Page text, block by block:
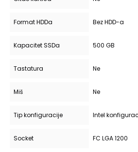
Format HDDa Bez HDD-a
Kapacitet SSDa 500 GB
Tastatura Ne
Miš Ne
Tip konfiguracije Intel
Socket FC LGA 1200